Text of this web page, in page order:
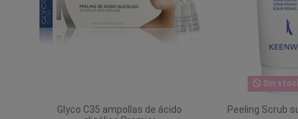
Glyco C35 ampollas de ácido
Sin
Peeling Scrub